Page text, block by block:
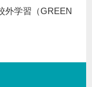
外学習（GREEN